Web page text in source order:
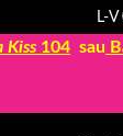
L-
Kiss 104 sau